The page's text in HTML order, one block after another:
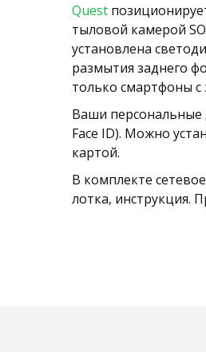
Quest
тыловой камерой
установлена
размытия заднего
только смартфоны
Ваши
Face ID). Можно
картой.
В комплекте
лотка, инструкция.